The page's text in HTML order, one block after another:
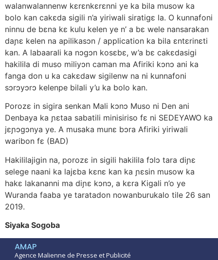
walanwalannenw kɛrɛnkɛrɛnni ye ka bila musow ka
bolo kan cakɛda sigili n’a yiriwali siratigɛ la. O kunnafoni
ninnu de bɛna kɛ kulu kelen ye n’ a bɛ wele nansarakan
daɲɛ kelen na apilikasɔn / application ka bila ɛntɛrinɛti
kan. A labaarali ka nɔgɔn kosɛbɛ, w’a bɛ cakɛdasigi
hakilila di muso miliyɔn caman ma Afiriki kɔnɔ ani ka
fanga don u ka cakɛdaw sigilenw na ni kunnafoni
sɔrɔyɔrɔ kelenpe bilali y’u ka bolo kan.
Porozɛ in sigira senkan Mali kɔnɔ Muso ni Den ani
Denbaya ka ɲɛtaa sabatili minisiriso fɛ ni SEDEYAWO ka
jɛɲɔgɔnya ye. A musaka munɛ bɔra Afiriki yiriwali
waribon fɛ (BAD)
Hakililajigin na, porozɛ in sigili hakilila fɔlɔ tara diɲɛ
selege naani ka lajɛba kɛnɛ kan ka ɲɛsin musow ka
hakɛ lakananni ma diɲɛ kɔnɔ, a kɛra Kigali n’o ye
Wuranda faaba ye taratadon nowanburukalo tile 26 san
2019.
Siyaka Sogoba
AMAP
Agence Malienne de Presse et Publicité